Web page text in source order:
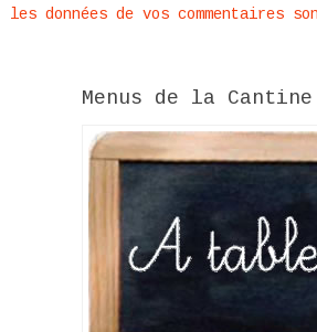
les données de vos commentaires
Menus de la Cantine